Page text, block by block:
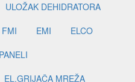
ULOŽAK DEHIDRATORA
FMI EMI
ELCO
EL.GRIJAČA MREŽA